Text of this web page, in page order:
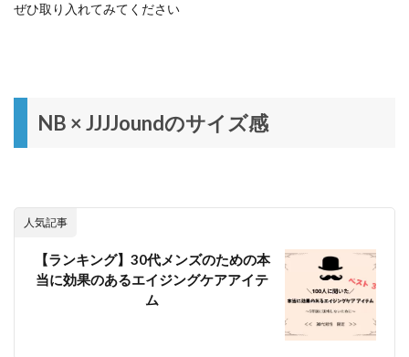
ぜひ取り入れてみてください
NB × JJJJoundのサイズ感
人気記事
【ランキング】30代メンズのための本
当に効果のあるエイジングケアアイテ
ム